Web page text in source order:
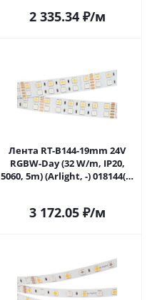
2 335.34₽/м
Лента RT-B144-19mm 24V
RGBW-Day (32 W/m, IP20,
5060, 5m) (Arlight, -) 018144(2)
3 172.05₽/м